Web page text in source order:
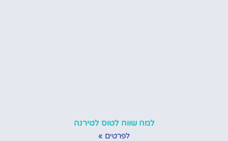
למה שווה לטוס לטירנה
לפרטים »